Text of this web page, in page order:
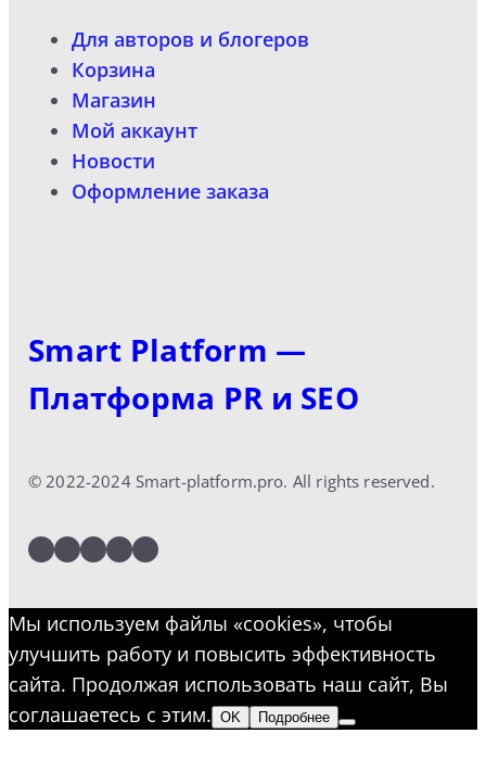
Для авторов и блогеров
Корзина
Магазин
Мой аккаунт
Новости
Оформление заказа
Smart Platform —
Платформа PR и SEO
© 2022-2024 Smart-platform.pro. All rights reserved.
LinkedIn
Facebook
Twitter
Instagram
YouTube
Мы используем файлы «cookies», чтобы
улучшить работу и повысить эффективность
сайта. Продолжая использовать наш сайт, Вы
соглашаетесь с этим. OK Подробнее